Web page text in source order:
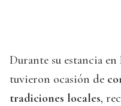
Durante su estancia
tuvieron ocasión de
tradiciones locales,